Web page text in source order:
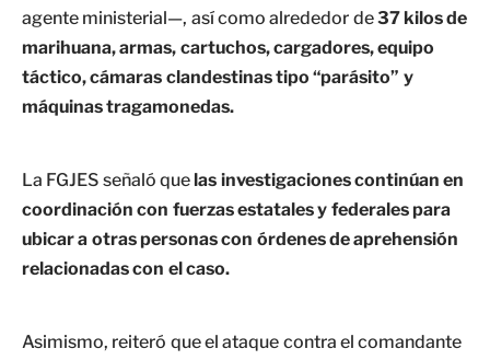
agente ministerial—, así como alrededor de37 kilos de
marihuana, armas, cartuchos, cargadores, equipo
táctico, cámaras clandestinas tipo “parásito” y
máquinas tragamonedas.
La FGJES señaló quelas investigaciones continúan en
coordinación con fuerzas estatales y federales para
ubicar a otras personas con órdenes de aprehensión
relacionadas con el caso.
Asimismo, reiteró que el ataque contra el comandante